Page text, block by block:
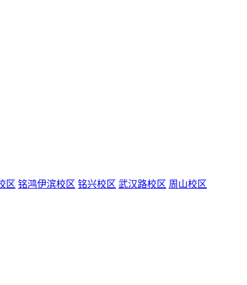
区 铭鸿伊滨校区 铭兴校区 武汉路校区 周山校区